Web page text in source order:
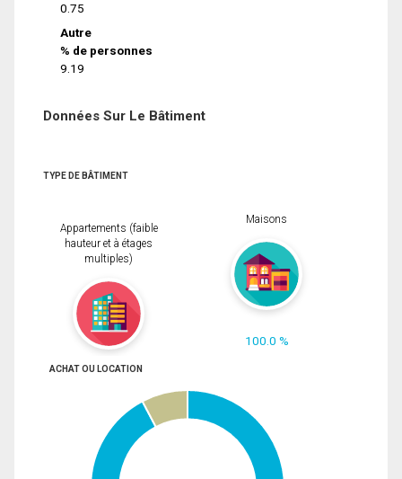
0.75
Autre
% de personnes
9.19
Données Sur Le Bâtiment
TYPE DE BÂTIMENT
Appartements (faible
hauteur et à étages
multiples)
Maisons
100.0 %
ACHAT OU LOCATION